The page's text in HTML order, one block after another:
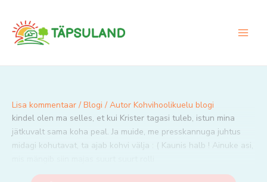
content
Lisa kommentaar / Blogi / Autor Kohvihoolikuelu blogi
kindel olen ma selles, et kui Krister tagasi tuleb, istun mina
jätkuvalt sama koha peal. Ja muide, me presskannuga juhtus
midagi kohutavat, ta ajab kohvi välja : ( Kaunis halb ! Ainuke asi,